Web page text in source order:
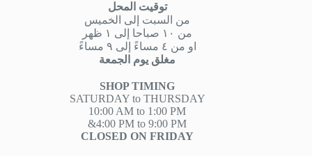
توقيت المحل
من السبت إلى الخميس
من ١٠ صباحا إلى ١ ظهر
او من ٤ مساءً إلى ٩ مساءً
مغلق يوم الجمعة
SHOP TIMING
SATURDAY to THURSDAY
10:00 AM to 1:00 PM
&4:00 PM to 9:00 PM
CLOSED ON FRIDAY